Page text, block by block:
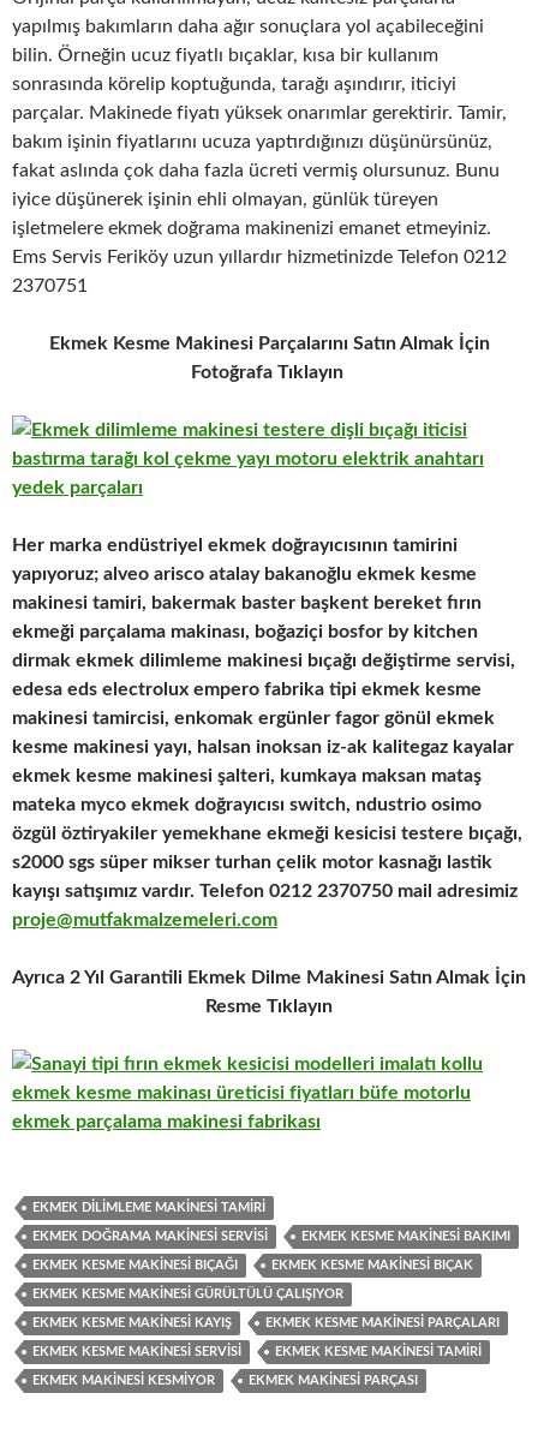
yapılmış bakımların daha ağır sonuçlara yol açabileceğini
bilin. Örneğin ucuz fiyatlı bıçaklar, kısa bir kullanım
sonrasında körelip koptuğunda, tarağı aşındırır, iticiyi
parçalar. Makinede fiyatı yüksek onarımlar gerektirir. Tamir,
bakım işinin fiyatlarını ucuza yaptırdığınızı düşünürsünüz,
fakat aslında çok daha fazla ücreti vermiş olursunuz. Bunu
iyice düşünerek işinin ehli olmayan, günlük türeyen
işletmelere ekmek doğrama makinenizi emanet etmeyiniz.
Ems Servis Feriköy uzun yıllardır hizmetinizde Telefon 0212
2370751
Ekmek Kesme Makinesi Parçalarını Satın Almak İçin
Fotoğrafa Tıklayın
Her marka endüstriyel ekmek doğrayıcısının tamirini
yapıyoruz; alveo arisco atalay bakanoğlu ekmek kesme
makinesi tamiri, bakermak baster başkent bereket fırın
ekmeği parçalama makinası, boğaziçi bosfor by kitchen
dirmak ekmek dilimleme makinesi bıçağı değiştirme servisi,
edesa eds electrolux empero fabrika tipi ekmek kesme
makinesi tamircisi, enkomak ergünler fagor gönül ekmek
kesme makinesi yayı, halsan inoksan iz-ak kalitegaz kayalar
ekmek kesme makinesi şalteri, kumkaya maksan mataş
mateka myco ekmek doğrayıcısı switch, ndustrio osimo
özgül öztiryakiler yemekhane ekmeği kesicisi testere bıçağı,
s2000 sgs süper mikser turhan çelik motor kasnağı lastik
kayışı satışımız vardır. Telefon 0212 2370750 mail adresimiz
proje@mutfakmalzemeleri.com
Ayrıca 2 Yıl Garantili Ekmek Dilme Makinesi Satın Almak İçin
Resme Tıklayın
EKMEK DILIMLEME MAKINESI TAMIRI
EKMEK DOĞRAMA MAKINESI SERVISI EKMEK KESME MAKINESI BAKIMI
EKMEK KESME MAKINESI BIÇAĞI EKMEK KESME MAKINESI BIÇAK
EKMEK KESME MAKINESI GÜRÜLTÜLÜ ÇALIŞIYOR
EKMEK KESME MAKINESI KAYIŞ EKMEK KESME MAKINESI PARÇALARI
EKMEK KESME MAKINESI SERVISI EKMEK KESME MAKINESI TAMIRI
EKMEK MAKINESI KESMIYOR EKMEK MAKINESI PARÇASI